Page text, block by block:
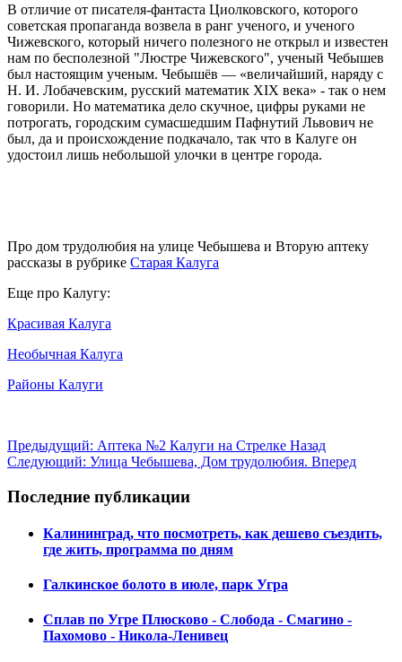
В отличие от писателя-фантаста Циолковского, которого
советская пропаганда возвела в ранг ученого, и ученого
Чижевского, который ничего полезного не открыл и известен
нам по бесполезной "Люстре Чижевского", ученый Чебышев
был настоящим ученым. Чебышёв — «величайший, наряду с
Н. И. Лобачевским, русский математик XIX века» - так о нем
говорили. Но математика дело скучное, цифры руками не
потрогать, городским сумасшедшим Пафнутий Львович не
был, да и происхождение подкачало, так что в Калуге он
удостоил лишь небольшой улочки в центре города.
Про дом трудолюбия на улице Чебышева и Вторую аптеку
рассказы в рубрике Старая Калуга
Еще про Калугу:
Красивая Калуга
Необычная Калуга
Районы Калуги
Предыдущий: Аптека №2 Калуги на Стрелке Назад
Следующий: Улица Чебышева, Дом трудолюбия. Вперед
Последние публикации
Калининград, что посмотреть, как дешево съездить,
где жить, программа по дням
Галкинское болото в июле, парк Угра
Сплав по Угре Плюсково - Слобода - Смагино -
Пахомово - Никола-Ленивец